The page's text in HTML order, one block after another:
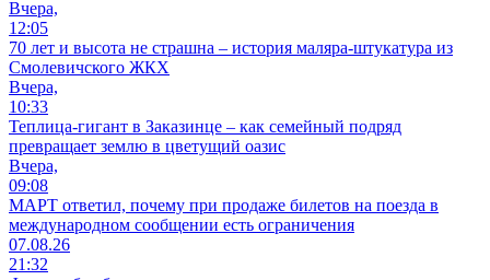
Всебелорусское народное собрание: 30 лет пути от первого
форума до высшего органа народовластия
03.08.26 13:59
Лента новостей